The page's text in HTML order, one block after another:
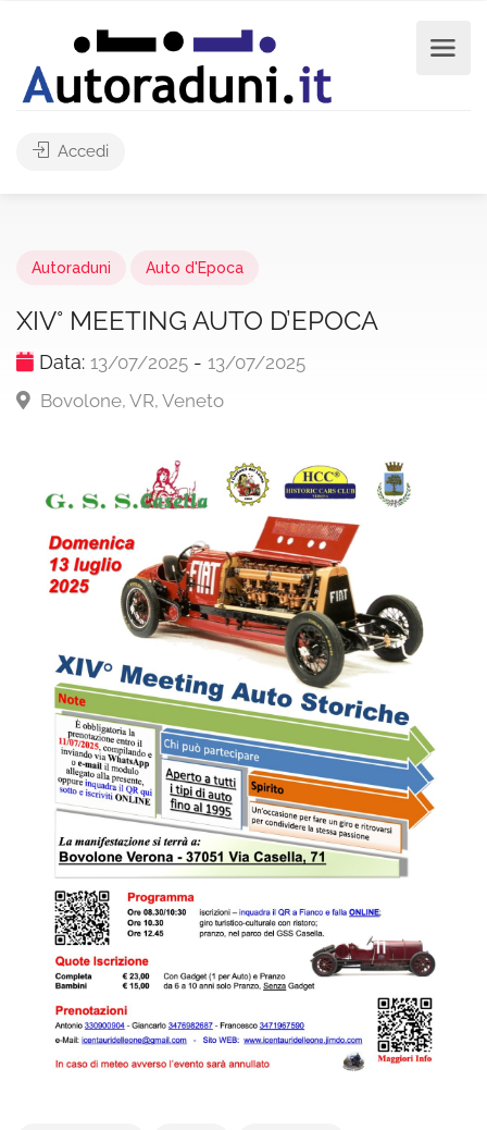
Accedi
Autoraduni Auto d'Epoca
XIV° MEETING AUTO D’EPOCA
Data: 13/07/2025 - 13/07/2025
Bovolone, VR, Veneto